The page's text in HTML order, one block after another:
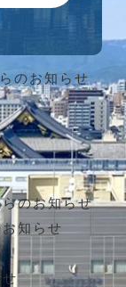
のお知らせ
のお知らせ
知らせ